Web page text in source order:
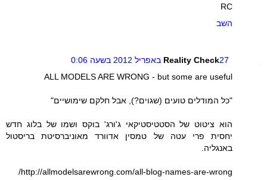
RC
השב
Reality Check27 באפריל 2012 בשעה 0:06
ALL MODELS ARE WRONG - but some are useful
"כל המודלים טועים (שגוים?), אבל חלקם שימושיים"
הוא ציטוט של הסטטיסטיקאי ג'ורג' בוקס ושמו של בלוג חדש
יחסית פרי עטה של טמסין אדוורד מאוניברסיטת בריסטול
באנגליה.
http://allmodelsarewrong.com/all-blog-names-are-wrong/